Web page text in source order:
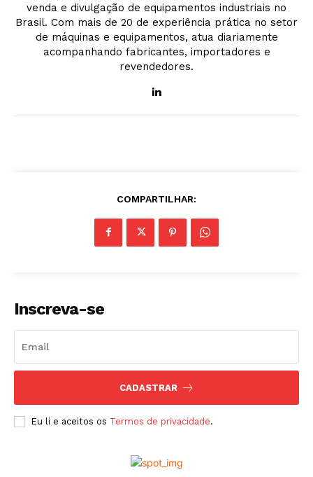
venda e divulgação de equipamentos industriais no
Brasil. Com mais de 20 de experiência prática no setor
de máquinas e equipamentos, atua diariamente
acompanhando fabricantes, importadores e
revendedores.
COMPARTILHAR:
Inscreva-se
CADASTRAR
Eu li e aceitos os Termos de privacidade.